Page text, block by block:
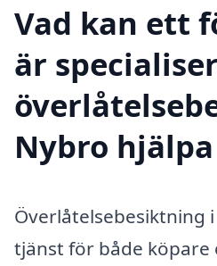
Vad kan ett
är
Nybro
Överlåtelsebesiktning
tjänst för både köpare